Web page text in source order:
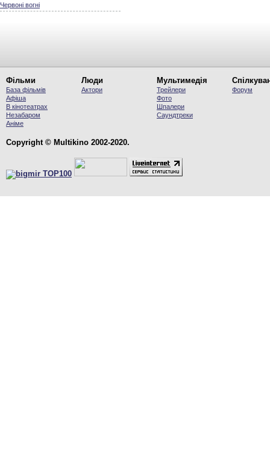
Червоні вогні
Фільми
База фільмів
Афіша
В кінотеатрах
Незабаром
Аніме
Люди
Актори
Мультимедія
Трейлери
Фото
Шпалери
Саундтреки
Форум
Copyright © Multikino 2002-2020.